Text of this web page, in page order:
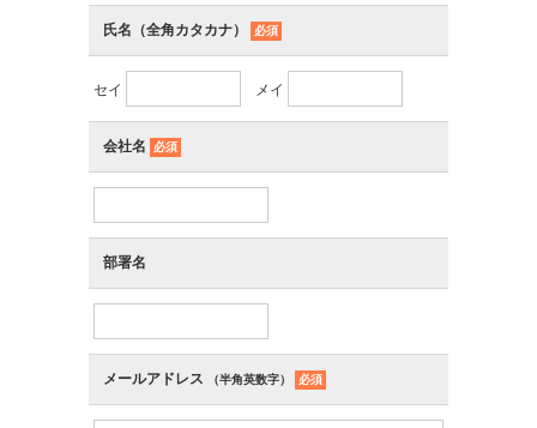
氏名（全角カタカナ） 必須
セイ メイ
会社名 必須
部署名
メールアドレス （半角英数字） 必須